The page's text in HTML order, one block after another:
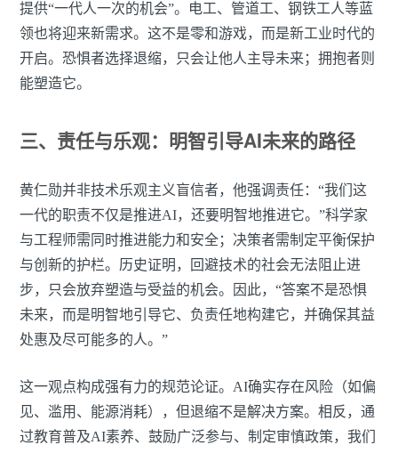
提供“一代人一次的机会”。电工、管道工、钢铁工人等蓝
领也将迎来新需求。这不是零和游戏，而是新工业时代的
开启。恐惧者选择退缩，只会让他人主导未来；拥抱者则
能塑造它。
三、责任与乐观：明智引导AI未来的路径
黄仁勋并非技术乐观主义盲信者，他强调责任：“我们这
一代的职责不仅是推进AI，还要明智地推进它。”科学家
与工程师需同时推进能力和安全；决策者需制定平衡保护
与创新的护栏。历史证明，回避技术的社会无法阻止进
步，只会放弃塑造与受益的机会。因此，“答案不是恐惧
未来，而是明智地引导它、负责任地构建它，并确保其益
处惠及尽可能多的人。”
这一观点构成强有力的规范论证。AI确实存在风险（如偏
见、滥用、能源消耗），但退缩不是解决方案。相反，通
过教育普及AI素养、鼓励广泛参与、制定审慎政策，我们